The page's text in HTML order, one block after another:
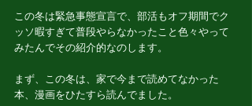
この冬は緊急事態宣言で、部活もオフ期間でク
ッソ暇すぎて普段やらなかったこと色々やって
みたんでその紹介的なのします。
まず、この冬は、家で今まで読めてなかった
本、漫画をひたすら読んでました。